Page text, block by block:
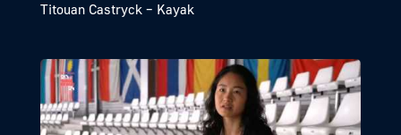
Titouan Castryck – Kayak